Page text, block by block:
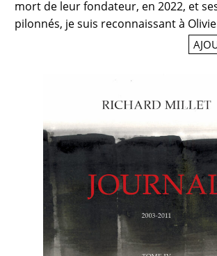
mort de leur fondateur, en 2022, et
pilonnés, je suis reconnaissant à